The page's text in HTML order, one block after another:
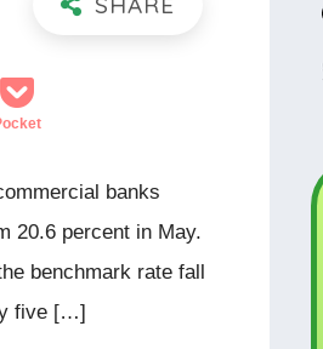
banks
20.6 percent in May.
benchmark rate fall
five […]